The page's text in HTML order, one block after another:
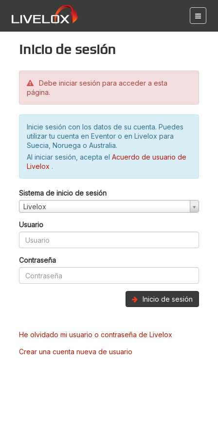
Inicio de sesión
Debe iniciar sesión para acceder a esta
página.
Inicie sesión con los datos de su cuenta. Puedes
utilizar tu cuenta en Eventor o en Livelox para
Suecia, Noruega o Australia.
Al iniciar sesión, acepta el Acuerdo de usuario de
Livelox .
Sistema de inicio de sesión
Livelox
Usuario
Contraseña
Inicio de sesión
He olvidado mi usuario o contraseña de Livelox
Crear una cuenta nueva de usuario